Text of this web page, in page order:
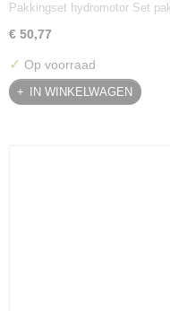
Pakkingset hydromotor Set
€ 50,77
✓ Op voorraad
IN WINKELWAGEN